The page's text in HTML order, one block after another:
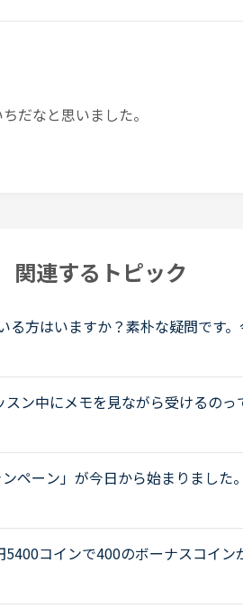
だなと思いました。
関連するトピック
る方はいますか？素朴な疑問です
ます。でも、5000円分て、割とす
の息...
スン中にメモを見ながら受けるの
際に予習したメモや前回のレッス
ま...
ンペーン」が今日から始まりまし
か国の先生をすべて受講して、
コインで400のボーナスコイン
スコインを奮発していただいて
あり...